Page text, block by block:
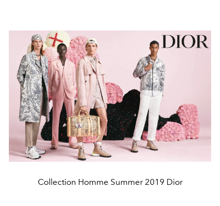
Collection Homme Summer 2019 Dior